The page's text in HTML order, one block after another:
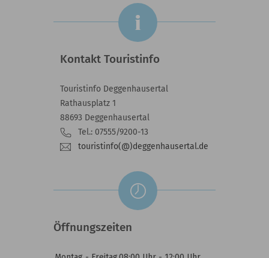
Kontakt Touristinfo
Touristinfo Deggenhausertal
Rathausplatz 1
88693 Deggenhausertal
Tel.: 07555/9200-13
touristinfo(@)deggenhausertal.de
Öffnungszeiten